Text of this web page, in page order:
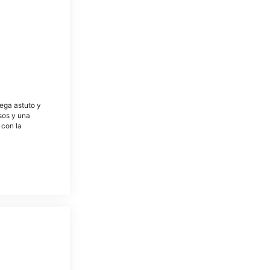
astuto y
y una
la